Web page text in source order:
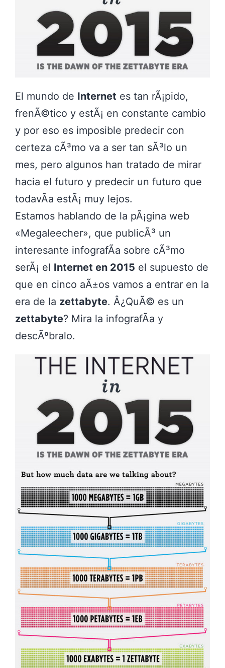
El mundo de Internet es tan rÃ¡pido,
frenÃ©tico y estÃ¡ en constante cambio
y por eso es imposible predecir con
certeza cÃ³mo va a ser tan sÃ³lo un
mes, pero algunos han tratado de mirar
hacia el futuro y predecir un futuro que
todavÃ­a estÃ¡ muy lejos.
Estamos hablando de la pÃ¡gina web
«Megaleecher», que publicÃ³ un
interesante infografÃ­a sobre cÃ³mo
serÃ¡ el Internet en 2015 el supuesto de
que en cinco aÃ±os vamos a entrar en la
era de la zettabyte. Â¿QuÃ© es un
zettabyte? Mira la infografÃ­a y
descÃºbralo.